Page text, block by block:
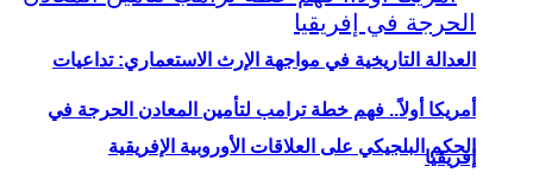
العدالة التاريخية في مواجهة الإرث الاستعماري: تداعيات
الحكم البلجيكي على العلاقات الأوروبية الإفريقية
أمريكا أولاً.. فهم خطة ترامب لتأمين المعادن الحرجة في
إفريقيا